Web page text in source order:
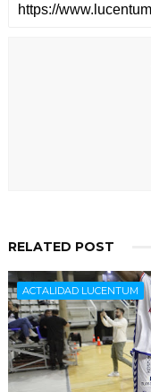
RELATED POST
ACTALIDAD LUCENTUM